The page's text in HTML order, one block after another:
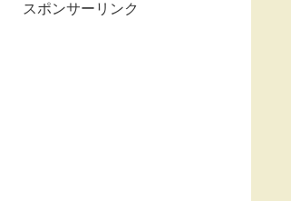
スポンサーリンク